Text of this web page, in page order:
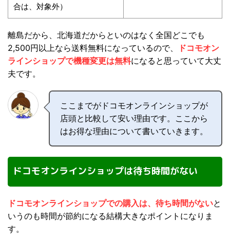
合は、対象外）
離島だから、北海道だからといのはなく全国どこでも
2,500円以上なら送料無料になっているので、
ドコモオン
ラインショップで機種変更は無料になると思っていて大丈
夫です。
ここまでがドコモオンラインショップが
店頭と比較して安い理由です。ここから
はお得な理由について書いていきます。
ドコモオンラインショップは待ち時間がない
ドコモオンラインショップでの購入は、待ち時間がないと
いうのも時間が節約になる結構大きなポイントになりま
す。